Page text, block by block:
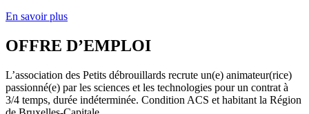
En savoir plus
OFFRE D’EMPLOI
L’association des Petits débrouillards recrute un(e) animateur(rice)
passionné(e) par les sciences et les technologies pour un contrat à
3/4 temps, durée indéterminée. Condition ACS et habitant la Région